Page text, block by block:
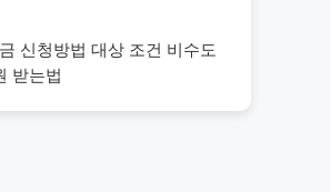
신청방법 대상 조건 비수도
받는법